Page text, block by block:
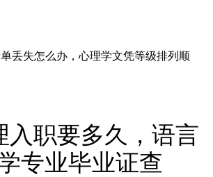
丢失怎么办，心理学文凭等级排列顺
入职要多久，语言
专业毕业证查